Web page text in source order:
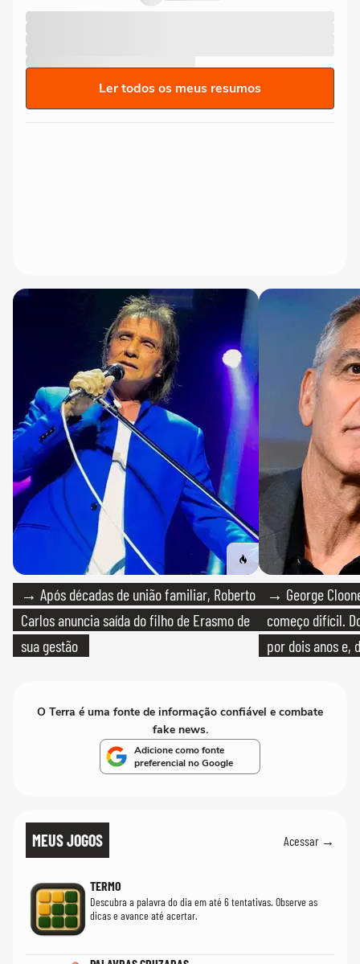
Ler todos os meus resumos
→ Após décadas de união familiar, Roberto
Carlos anuncia saída do filho de Erasmo de
sua gestão
→ George
começo difícil.
por dois anos e,
O Terra é uma fonte de informação confiável e combate
fake news.
Adicione como fonte
preferencial no Google
MEUS JOGOS Acessar →
TERMO
Descubra a palavra do dia em até 6 tentativas. Observe as
dicas e avance até acertar.